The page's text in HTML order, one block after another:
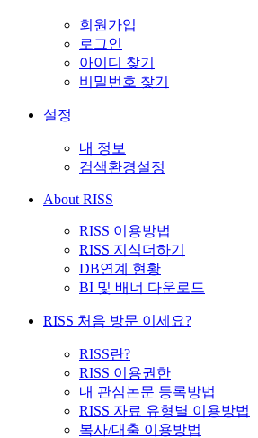
회원가입
로그인
아이디 찾기
비밀번호 찾기
설정
내 정보
검색환경설정
About RISS
RISS 이용방법
RISS 지식더하기
DB연계 현황
BI 및 배너 다운로드
RISS 처음 방문 이세요?
RISS란?
RISS 이용권한
내 관심논문 등록방법
RISS 자료 유형별 이용방법
복사/대출 이용방법